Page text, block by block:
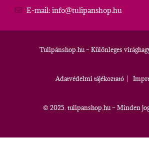
E-mail: info@tulipanshop.hu
Tulipánshop.hu – Különleges
Adatvédelmi tájékoztató|
© 2025. tulipanshop.hu – Minden